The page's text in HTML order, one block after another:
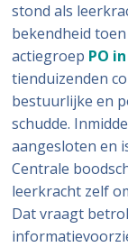
stond als
bekendheid
actiegroep PO
tienduizenden
bestuurlijke en
schudde.
aangesloten en
Centrale
leerkracht zelf
Dat vraagt